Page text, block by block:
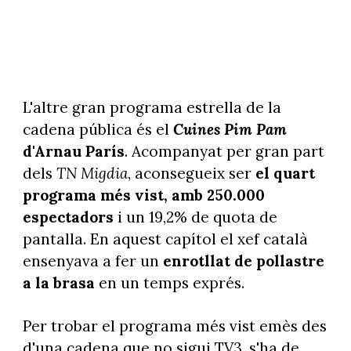
L'altre gran programa estrella de la
cadena pública és el Cuines Pim Pam
d'Arnau París. Acompanyat per gran part
dels TN Migdia, aconsegueix ser el quart
programa més vist, amb 250.000
espectadors i un 19,2% de quota de
pantalla. En aquest capítol el xef català
ensenyava a fer un enrotllat de pollastre
a la brasa en un temps exprés.
Per trobar el programa més vist emès des